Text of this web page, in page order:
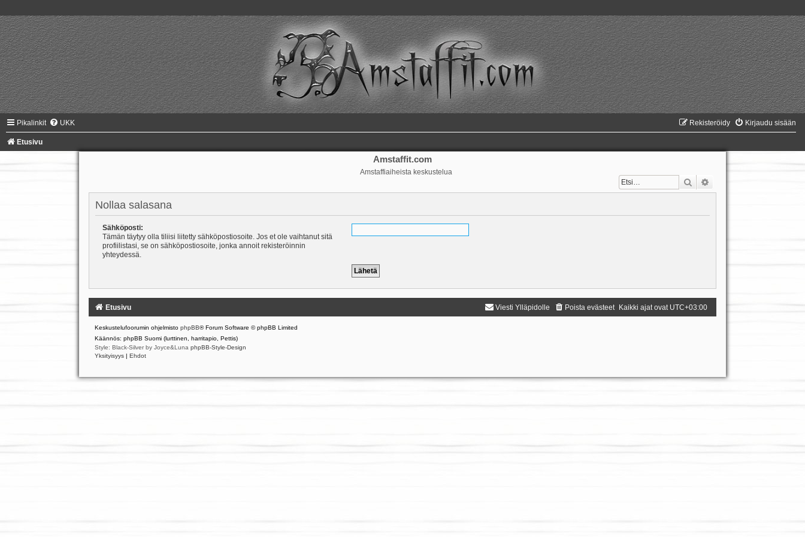
Pikalinkit UKK Kirjaudu sisään
Rekisteröidy
Etusivu
Amstaffit.com
Amstaffiaiheista keskustelua
Etsi
Nollaa salasana
Sähköposti:
Tämän täytyy olla tiliisi liitetty sähköpostiosoite. Jos et ole vaihtanut sitä
profiilistasi, se on sähköpostiosoite, jonka annoit rekisteröinnin
yhteydessä.
Etusivu Kaikki ajat ovat UTC+03:00
Poista evästeet
Viesti Ylläpidolle
Keskustelufoorumin ohjelmisto phpBB® Forum Software © phpBB Limited
Käännös: phpBB Suomi (lurttinen, harritapio, Pettis)
Style: Black-Silver by Joyce&Luna phpBB-Style-Design
Yksityisyys | Ehdot